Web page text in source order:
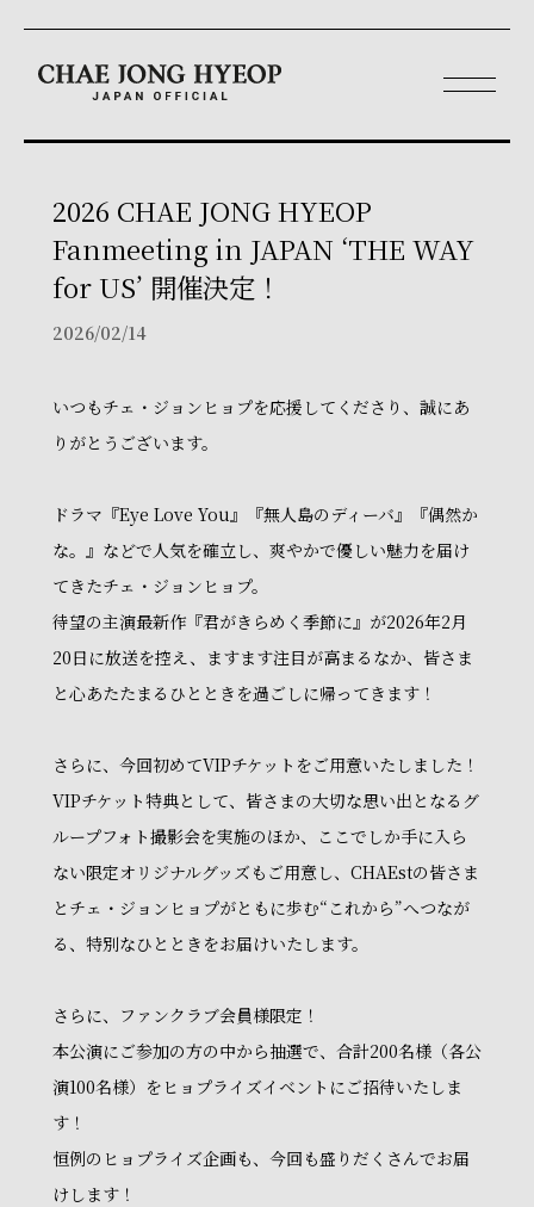
2026 CHAE JONG HYEOP
Fanmeeting in JAPAN ‘THE WAY
for US’ 開催決定！
2026/02/14
いつもチェ・ジョンヒョプを応援してくださり、誠にあ
りがとうございます。
ドラマ『Eye Love You』『無人島のディーバ』『偶然か
な。』などで人気を確立し、爽やかで優しい魅力を届け
てきたチェ・ジョンヒョプ。
待望の主演最新作『君がきらめく季節に』が2026年2月
20日に放送を控え、ますます注目が高まるなか、皆さま
と心あたたまるひとときを過ごしに帰ってきます！
さらに、今回初めてVIPチケットをご用意いたしました！
VIPチケット特典として、皆さまの大切な思い出となるグ
ループフォト撮影会を実施のほか、ここでしか手に入ら
ない限定オリジナルグッズもご用意し、CHAEstの皆さま
とチェ・ジョンヒョプがともに歩む“これから”へつなが
る、特別なひとときをお届けいたします。
さらに、ファンクラブ会員様限定！
本公演にご参加の方の中から抽選で、合計200名様（各公
演100名様）をヒョプライズイベントにご招待いたしま
す！
恒例のヒョプライズ企画も、今回も盛りだくさんでお届
けします！